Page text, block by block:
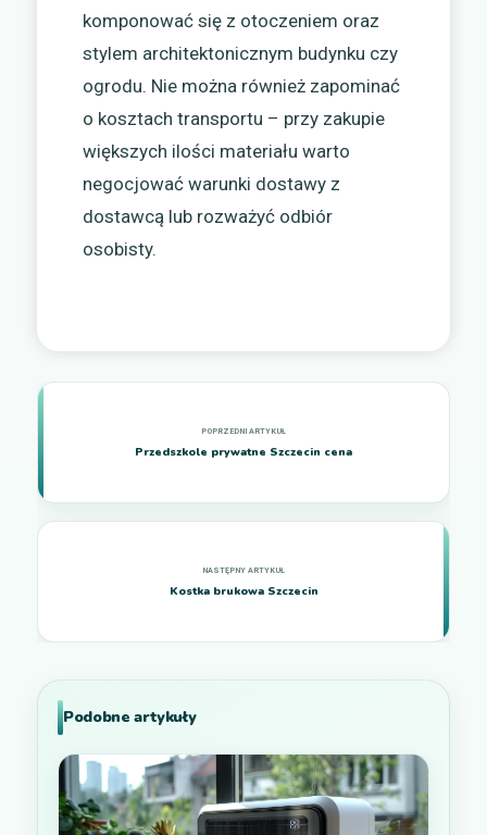
komponować się z otoczeniem oraz
stylem architektonicznym budynku czy
ogrodu. Nie można również zapominać
o kosztach transportu – przy zakupie
większych ilości materiału warto
negocjować warunki dostawy z
dostawcą lub rozważyć odbiór
osobisty.
Przedszkole prywatne Szczecin cena
Kostka brukowa Szczecin
Podobne artykuły